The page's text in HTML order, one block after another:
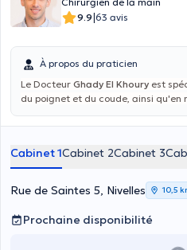
9.9|63 avis
À propos du praticien
Le Docteur Ghady El Khoury est
du poignet et du coude, ainsi
entorses), les pathologies
ligamentaires.
Cabinet 1Cabinet 2Cabinet 3
Rue de Saintes 5, Nivelles 10,5
Prochaine disponibilité